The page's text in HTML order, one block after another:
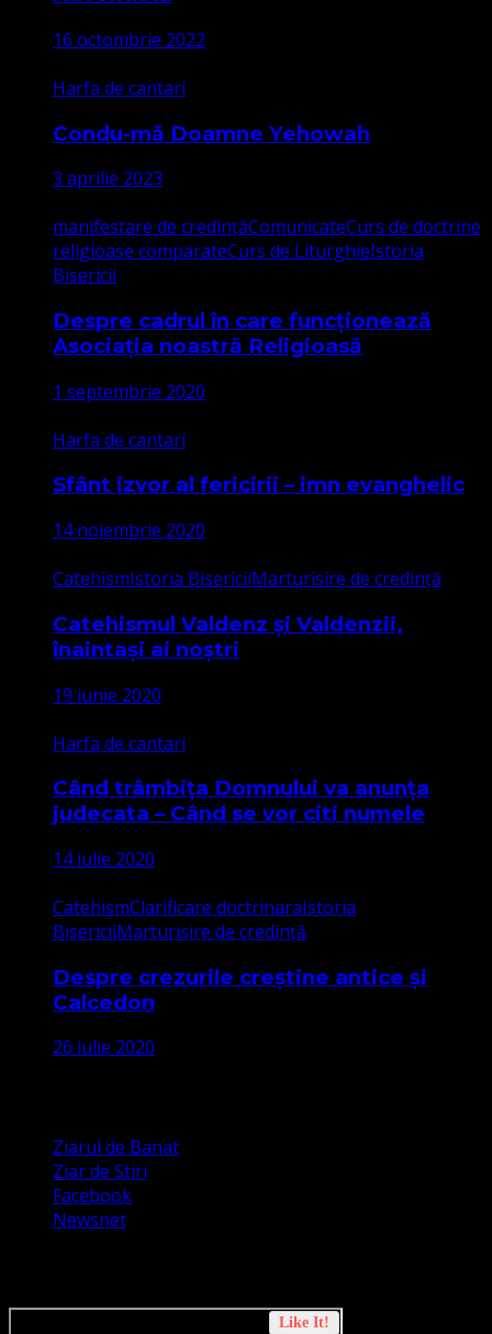
16 octombrie 2022
Harfa de cantari
Condu-mă Doamne Yehowah
3 aprilie 2023
manifestare de credințăComunicateCurs de doctrine
religioase comparateCurs de LiturghieIstoria
Bisericii
Despre cadrul în care funcționează
Asociația noastră Religioasă
1 septembrie 2020
Harfa de cantari
Sfânt izvor al fericirii – imn evanghelic
14 noiembrie 2020
CatehismIstoria BisericiiMarturisire de credință
Catehismul Valdenz și Valdenzii,
înaintași ai noștri
19 iunie 2020
Harfa de cantari
Când trâmbița Domnului va anunța
judecata – Când se vor citi numele
14 iulie 2020
CatehismClarificare doctrinaraIstoria
BisericiiMarturisire de credință
Despre crezurile creștine antice și
Calcedon
26 iulie 2020
Ziarul de Banat
Ziar de Stiri
Facebook
Newsnet